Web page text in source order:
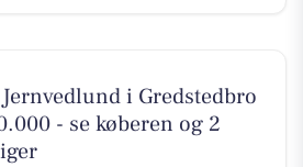
i Gredstedbro
- se køberen og 2